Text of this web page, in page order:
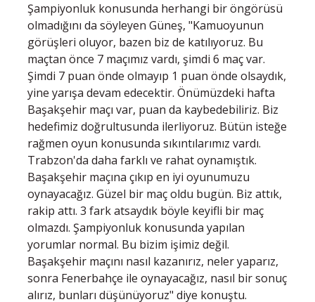
Şampiyonluk konusunda herhangi bir öngörüsü
olmadığını da söyleyen Güneş, "Kamuoyunun
görüşleri oluyor, bazen biz de katılıyoruz. Bu
maçtan önce 7 maçımız vardı, şimdi 6 maç var.
Şimdi 7 puan önde olmayıp 1 puan önde olsaydık,
yine yarışa devam edecektir. Önümüzdeki hafta
Başakşehir maçı var, puan da kaybedebiliriz. Biz
hedefimiz doğrultusunda ilerliyoruz. Bütün isteğe
rağmen oyun konusunda sıkıntılarımız vardı.
Trabzon'da daha farklı ve rahat oynamıştık.
Başakşehir maçına çıkıp en iyi oyunumuzu
oynayacağız. Güzel bir maç oldu bugün. Biz attık,
rakip attı. 3 fark atsaydık böyle keyifli bir maç
olmazdı. Şampiyonluk konusunda yapılan
yorumlar normal. Bu bizim işimiz değil.
Başakşehir maçını nasıl kazanırız, neler yaparız,
sonra Fenerbahçe ile oynayacağız, nasıl bir sonuç
alırız, bunları düşünüyoruz" diye konuştu.